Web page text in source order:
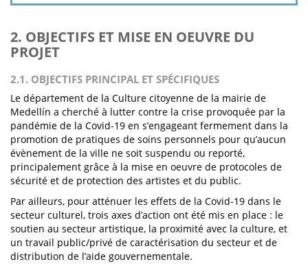
2. OBJECTIFS ET MISE EN OEUVRE DU
PROJET
2.1. OBJECTIFS PRINCIPAL ET SPÉCIFIQUES
Le département de la Culture citoyenne de la mairie de
Medellín a cherché à lutter contre la crise provoquée par la
pandémie de la Covid-19 en s’engageant fermement dans la
promotion de pratiques de soins personnels pour qu’aucun
évènement de la ville ne soit suspendu ou reporté,
principalement grâce à la mise en oeuvre de protocoles de
sécurité et de protection des artistes et du public.
Par ailleurs, pour atténuer les effets de la Covid-19 dans le
secteur culturel, trois axes d’action ont été mis en place : le
soutien au secteur artistique, la proximité avec la culture, et
un travail public/privé de caractérisation du secteur et de
distribution de l’aide gouvernementale.